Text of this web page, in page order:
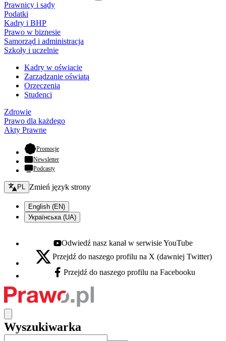
Prawnicy i sądy
Podatki
Kadry i BHP
Prawo w biznesie
Samorząd i administracja
Szkoły i uczelnie
Kadry w oświacie
Zarządzanie oświatą
Orzeczenia
Studenci
Zdrowie
Prawo dla każdego
Akty Prawne
Promocje- otwiera się w nowej karcie
Newsletter
Podcasty
Zmień język - bieżący:
PL Zmień język strony
English (EN)
Українська (UA)
Youtube - otwiera się w nowej karcie
Odwiedź nasz kanał w serwisie YouTube
X - otwiera się w nowej karcie
Przejdź do naszego profilu na X (dawniej Twitter)
Facebook - otwiera się w nowej karcie
Przejdź do naszego profilu na Facebooku
Wyszukiwarka